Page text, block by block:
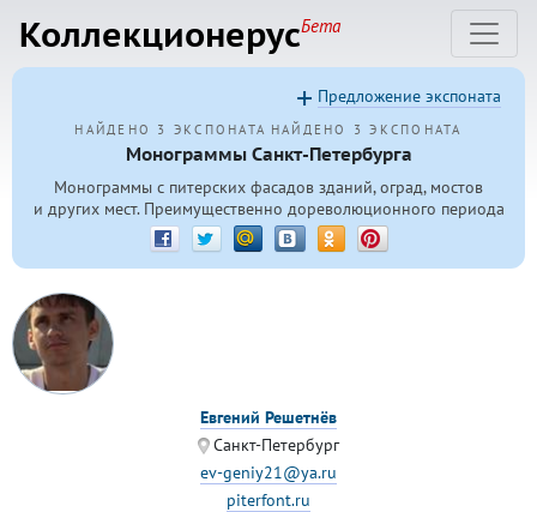
КоллекционерусБета
НАЙДЕНО 3 ЭКСПОНАТА НАЙДЕНО 3 ЭКСПОНАТА
Монограммы Санкт-Петербурга
Монограммы с питерских фасадов зданий, оград, мостов
и других мест. Преимущественно дореволюционного периода
Предложение экспоната
Евгений Решетнёв
Санкт-Петербург
ev-geniy21@ya.ru
piterfont.ru